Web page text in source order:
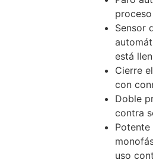
Sensor
está
Cierre
con
Doble
contra
uso